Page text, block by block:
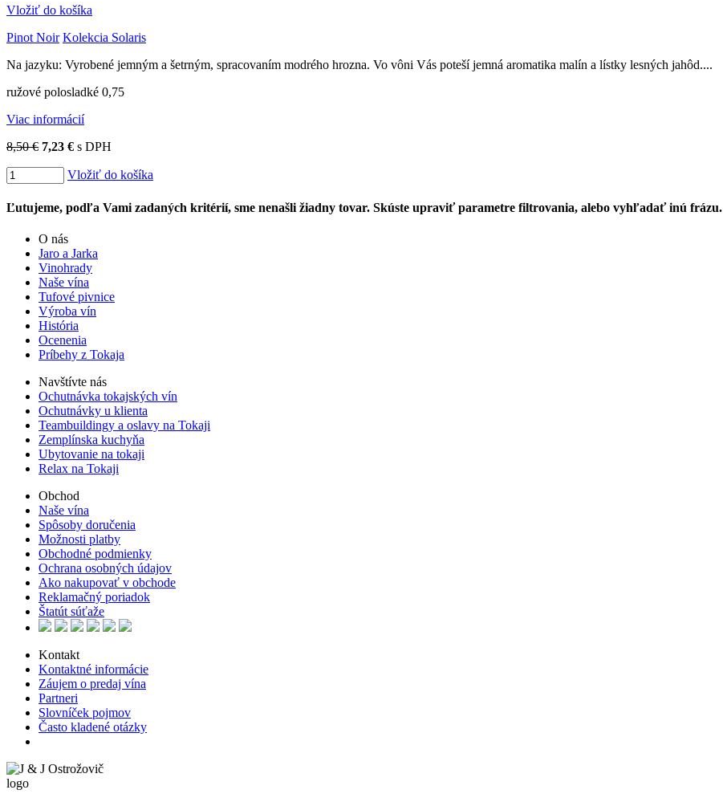
Vložiť do košíka
Pinot Noir Kolekcia Solaris
Na jazyku: Vyrobené jemným a šetrným, spracovaním modrého hrozna. Vo vôni Vás poteší jemná aromatika malín a lístky lesných jahôd....
ružové polosladké 0,75
Viac informácií
8,50 € 7,23 € s DPH
Vložiť do košíka
Ľutujeme, podľa Vami zadaných kritérií, sme nenašli žiadny tovar. Skúste upraviť parametre filtrovania, alebo vyhľadať inú frázu.
O nás
Jaro a Jarka
Vinohrady
Naše vína
Tufové pivnice
Výroba vín
História
Ocenenia
Príbehy z Tokaja
Navštívte nás
Ochutnávka tokajských vín
Ochutnávky u klienta
Teambuildingy a oslavy na Tokaji
Zemplínska kuchyňa
Ubytovanie na tokaji
Relax na Tokaji
Obchod
Naše vína
Spôsoby doručenia
Možnosti platby
Obchodné podmienky
Ochrana osobných údajov
Ako nakupovať v obchode
Reklamačný poriadok
Štatút súťaže
Kontakt
Kontaktné informácie
Záujem o predaj vína
Partneri
Slovníček pojmov
Často kladené otázky